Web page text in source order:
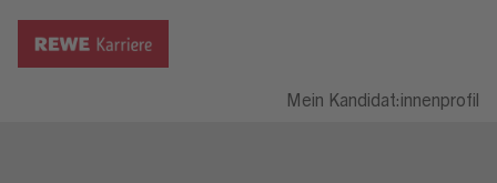
Mein Kandidat:innenprofil